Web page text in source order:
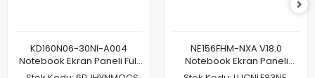
KD160N06-30NI-A004
Notebook Ekran Paneli Full
HD
NE156FHM-NXA V18.0
Notebook Ekran Paneli
144Hz